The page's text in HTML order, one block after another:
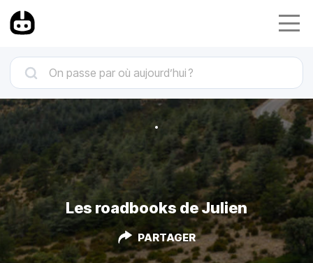
Les roadbooks de Julien
PARTAGER